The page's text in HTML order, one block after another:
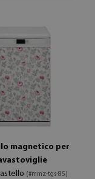
magnetico per
(#mmz-tgs-85)